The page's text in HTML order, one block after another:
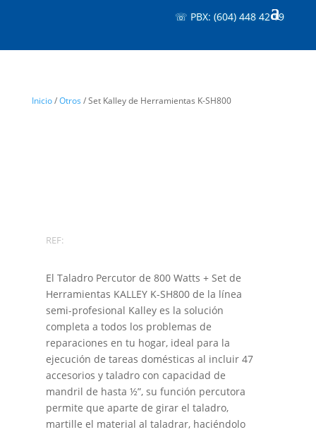
☏ PBX: (604) 448 42 19
Inicio/Otros / Set Kalley de Herramientas K-SH800
REF:
El Taladro Percutor de 800 Watts + Set de
Herramientas KALLEY K-SH800 de la línea
semi-profesional Kalley es la solución
completa a todos los problemas de
reparaciones en tu hogar, ideal para la
ejecución de tareas domésticas al incluir 47
accesorios y taladro con capacidad de
mandril de hasta ½”, su función percutora
permite que aparte de girar el taladro,
martille el material al taladrar, haciéndolo